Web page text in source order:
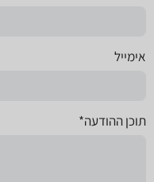
אימייל
תוכן ההודעה*